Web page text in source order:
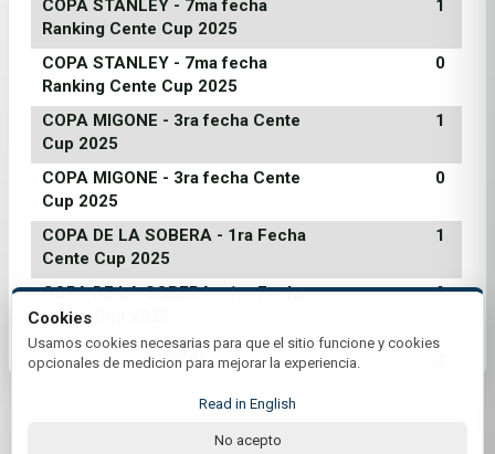
COPA STANLEY - 7ma fecha
Ranking Cente Cup 2025
1
COPA STANLEY - 7ma fecha
Ranking Cente Cup 2025
0
COPA MIGONE - 3ra fecha Cente
Cup 2025
1
COPA MIGONE - 3ra fecha Cente
Cup 2025
0
COPA DE LA SOBERA - 1ra Fecha
Cente Cup 2025
1
COPA DE LA SOBERA - 1ra Fecha
Cente Cup 2025
0
Total
© 2026 Club Centenario | by Plus+Golf
Cookies
Usamos cookies necesarias para que el sitio funcione y cookies
opcionales de medicion para mejorar la experiencia.
Read in English
No acepto